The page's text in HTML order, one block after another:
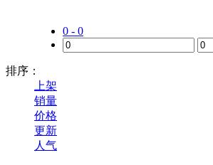
0 - 0
排序：
上架
销量
价格
更新
人气